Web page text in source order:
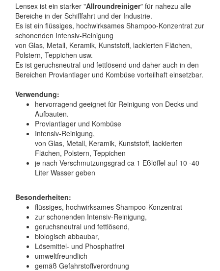
Lensex ist ein starker "Allroundreiniger" für nahezu alle
Bereiche in der Schifffahrt und der Industrie.
Es ist ein flüssiges, hochwirksames Shampoo-Konzentrat zur
schonenden Intensiv-Reinigung
von Glas, Metall, Keramik, Kunststoff, lackierten Flächen,
Polstern, Teppichen usw.
Es ist geruchsneutral und fettlösend und daher auch in den
Bereichen Proviantlager und Kombüse vorteilhaft einsetzbar.
Verwendung:
hervorragend geeignet für Reinigung von Decks und
Aufbauten.
Proviantlager und Kombüse
Intensiv-Reinigung,
von Glas, Metall, Keramik, Kunststoff, lackierten
Flächen, Polstern, Teppichen
je nach Verschmutzungsgrad ca 1 Eßlöffel auf 10 -40
Liter Wasser geben
Besonderheiten:
flüssiges, hochwirksames Shampoo-Konzentrat
zur schonenden Intensiv-Reinigung,
geruchsneutral und fettlösend,
biologisch abbaubar,
Lösemittel- und Phosphatfrei
umweltfreundlich
gemäß Gefahrstoffverordnung